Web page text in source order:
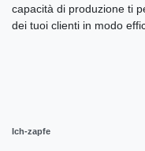
capacità di produzione ti
dei tuoi clienti in modo
Ich-zapfe